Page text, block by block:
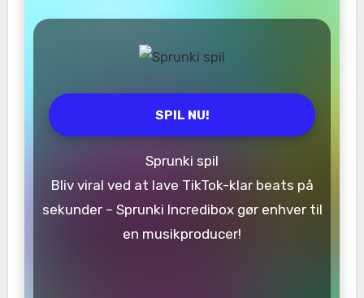
SPIL NU!
Sprunki spil
Bliv viral ved at lave TikTok-klar beats på
sekunder – Sprunki Incredibox gør enhver til
en musikproducer!